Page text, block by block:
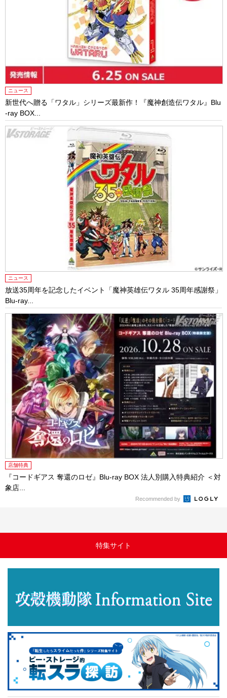
ニュース
新世代へ贈る「ワタル」シリーズ最新作！『魔神創造伝ワタル』Blu
-ray BOX...
ニュース
放送35周年を記念したイベント「魔神英雄伝ワタル 35周年感謝祭」
Blu-ray...
店舗特典
『コードギアス 奪還のロゼ』Blu-ray BOX 法人別購入特典紹介 ＜対
象店...
Recommended by
特集サイト